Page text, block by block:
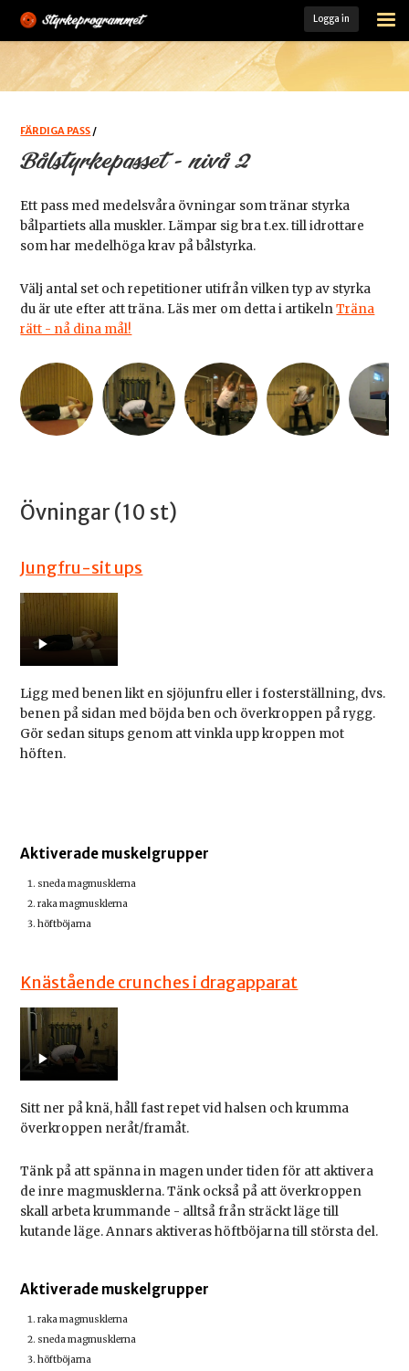
Logga in
STARTSIDA
ÖVNINGSARKIV
FÄRDIGA PASS
MINA PASS
MIN TRÄNINGSLOGG
KOST- OCH TRÄNINGSGUIDE
LADDA HEM VÅR APP
MEDLEM
FÄRDIGA PASS /
Bålstyrkepasset - nivå 2
Ett pass med medelsvåra övningar som tränar styrka
bålpartiets alla muskler. Lämpar sig bra t.ex. till idrottare
som har medelhöga krav på bålstyrka.
Välj antal set och repetitioner utifrån vilken typ av styrka
du är ute efter att träna. Läs mer om detta i artikelnTräna
rätt - nå dina mål!
Övningar (10 st)
Jungfru-sit ups
Ligg med benen likt en sjöjunfru eller i fosterställning, dvs.
benen på sidan med böjda ben och överkroppen på rygg.
Gör sedan situps genom att vinkla upp kroppen mot
höften.
Aktiverade muskelgrupper
sneda magmusklerna
raka magmusklerna
höftböjarna
Knästående crunches i dragapparat
Sitt ner på knä, håll fast repet vid halsen och krumma
överkroppen neråt/framåt.
Tänk på att spänna in magen under tiden för att aktivera
de inre magmusklerna. Tänk också på att överkroppen
skall arbeta krummande - alltså från sträckt läge till
kutande läge. Annars aktiveras höftböjarna till största del.
Aktiverade muskelgrupper
raka magmusklerna
sneda magmusklerna
höftböjarna